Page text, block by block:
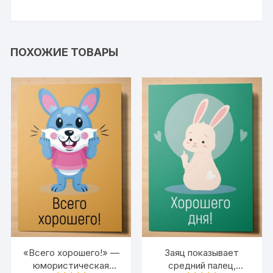
ПОХОЖИЕ ТОВАРЫ
«Всего хорошего!» —
юмористическая
Заяц показывает
средний палец,